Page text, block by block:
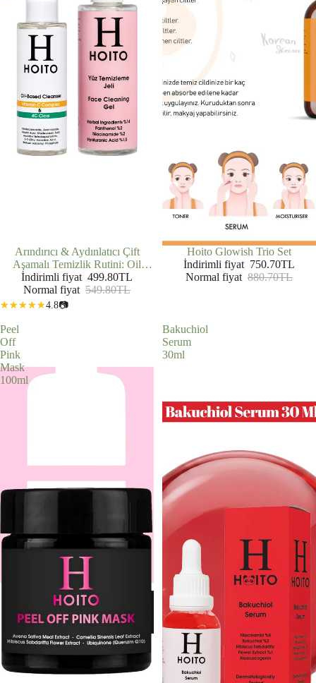
İNDIRIMDE
Arındırıcı & Aydınlatıcı Çift
Aşamalı Temizlik Rutini: Oil
Based Cleanser (200 ml) + Yüz
Temizleme Jeli (200 ml)
İndirimli fiyat 499.80TL
Normal fiyat 549.80TL
4.8📷
İNDIRIMDEHoito Glowish Trio Set
İndirimli fiyat 750.70TL
Normal fiyat 880.70TL
Peel
Off
Pink
Mask
100ml
Bakuchiol
Serum
30ml